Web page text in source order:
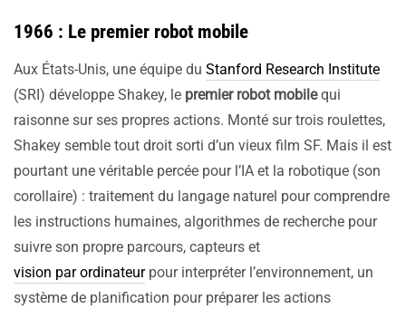
1966 : Le premier robot mobile
Aux États-Unis, une équipe du Stanford Research Institute
(SRI) développe Shakey, le premier robot mobilequi
raisonne sur ses propres actions. Monté sur trois roulettes,
Shakey semble tout droit sorti d’un vieux film SF. Mais il est
pourtant une véritable percée pour l’IA et la robotique (son
corollaire) : traitement du langage naturel pour comprendre
les instructions humaines, algorithmes de recherche pour
suivre son propre parcours, capteurs et
vision par ordinateurpour interpréter l’environnement, un
système de planification pour préparer les actions